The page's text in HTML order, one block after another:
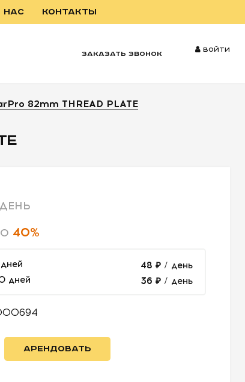
НАС КОНТАКТЫ
заказать звонок Войти
82mm THREAD PLATE
40%
48 ₽/ день
дней 36 ₽/ день
АРЕНДОВАТЬ